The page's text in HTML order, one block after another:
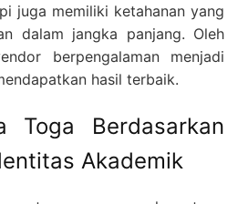
juga memiliki ketahanan yang
dalam jangka panjang. Oleh
berpengalaman menjadi
hasil terbaik.
Toga Berdasarkan
Akademik